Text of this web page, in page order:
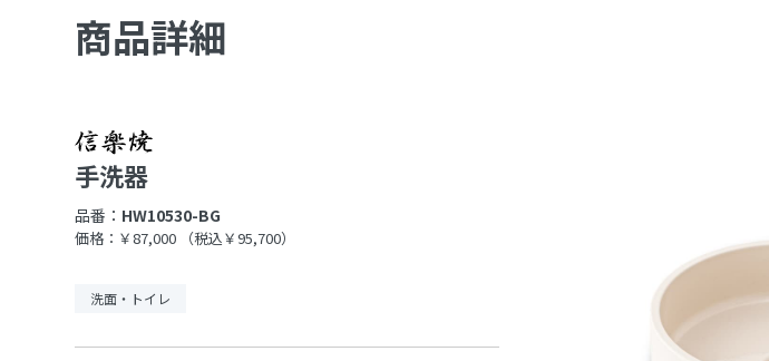
商品詳細
手洗器
品番： HW10530-BG
価格：￥87,000 （税込￥95,700）
洗面・トイレ